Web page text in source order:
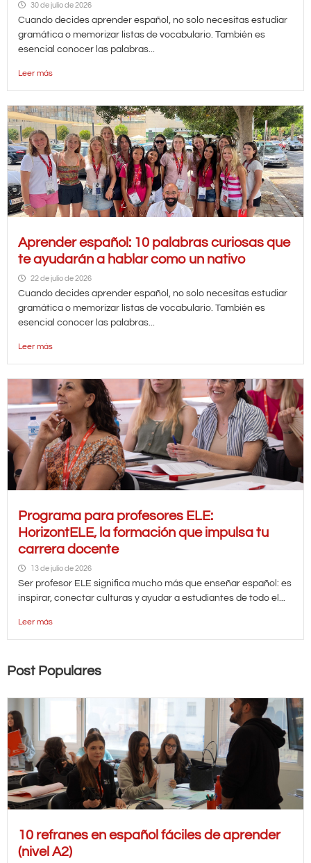
30 de julio de 2026
Cuando decides aprender español, no solo necesitas estudiar
gramática o memorizar listas de vocabulario. También es
esencial conocer las palabras...
Leer más
Aprender español: 10 palabras curiosas que
te ayudarán a hablar como un nativo
22 de julio de 2026
Cuando decides aprender español, no solo necesitas estudiar
gramática o memorizar listas de vocabulario. También es
esencial conocer las palabras...
Leer más
Programa para profesores ELE:
HorizontELE, la formación que impulsa tu
carrera docente
13 de julio de 2026
Ser profesor ELE significa mucho más que enseñar español: es
inspirar, conectar culturas y ayudar a estudiantes de todo el...
Leer más
Post Populares
10 refranes en español fáciles de aprender
(nivel A2)